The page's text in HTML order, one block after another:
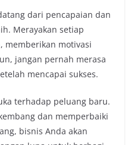
dari pencapaian dan
Merayakan setiap
memberikan motivasi
jangan pernah merasa
mencapai sukses.
terhadap peluang baru.
dan memperbaiki
bisnis Anda akan